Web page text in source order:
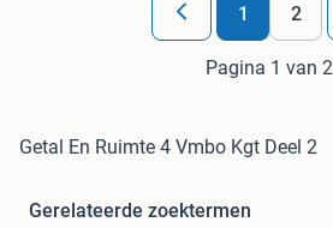
1 2
Pagina 1 van 2
Getal En Ruimte 4 Vmbo Kgt Deel 2
Gerelateerde zoektermen